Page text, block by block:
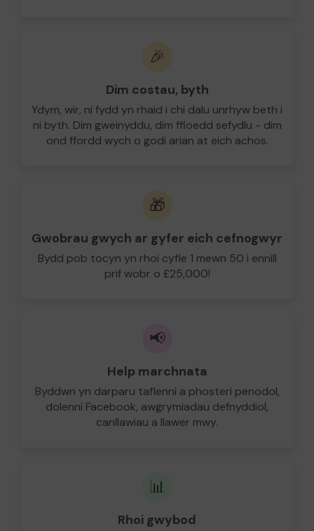
🎉
Dim costau, byth
Ydym, wir, ni fydd yn rhaid i chi dalu unrhyw beth i
ni byth. Dim gweinyddu, dim ffioedd sefydlu - dim
ond ffordd wych o godi arian at eich achos.
🎁
Gwobrau gwych ar gyfer eich cefnogwyr
Bydd pob tocyn yn rhoi cyfle 1 mewn 50 i ennill
prif wobr o £25,000!
📢
Help marchnata
Byddwn yn darparu taflenni a phosteri penodol,
dolenni Facebook, awgrymiadau defnyddiol,
canllawiau a llawer mwy.
📊
Rhoi gwybod